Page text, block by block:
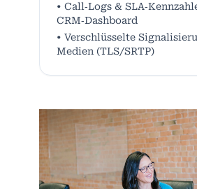
• Call‑Logs &
CRM‑Dashboard
• Verschlüsselte
Medien (TLS/SRTP)